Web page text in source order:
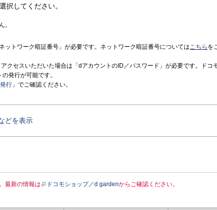
択してください。
。
ットワーク暗証番号」が必要です。ネットワーク暗証番号についてはこちら を
クセスいただいた場合は「dアカウントのID／パスワード」が必要です。ドコ
発行が可能です。
行 」でご確認ください。
どを表示
最新の情報は ドコモショップ／d gardenからご確認ください。